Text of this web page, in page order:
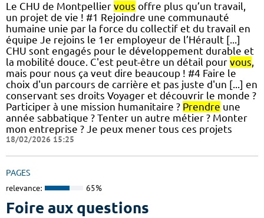
Le CHU de Montpellier vous offre plus qu’un travail,
un projet de vie ! #1 Rejoindre une communauté
humaine unie par la force du collectif et du travail en
équipe Je rejoins le 1er employeur de l’Hérault [...]
CHU sont engagés pour le développement durable et
la mobilité douce. C'est peut-être un détail pour vous,
mais pour nous ça veut dire beaucoup ! #4 Faire le
choix d'un parcours de carrière et pas juste d'un [...] en
conservant ses droits Voyager et découvrir le monde ?
Participer à une mission humanitaire ? Prendre une
année sabbatique ? Tenter un autre métier ? Monter
mon entreprise ? Je peux mener tous ces projets
18/02/2026 15:25
PAGES
relevance: 65%
Foire aux questions